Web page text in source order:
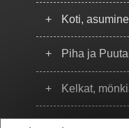
+ Koti,
+ Piha ja
+ Kelkat,